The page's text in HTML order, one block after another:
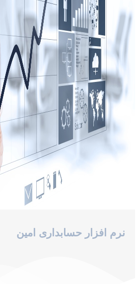
نرم افزار حسابداری امین